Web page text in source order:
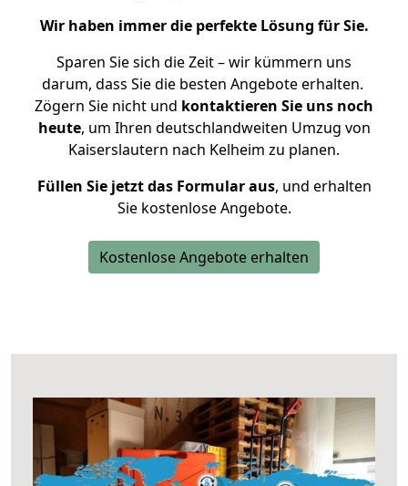
Wir haben immer die perfekte Lösung für Sie.
Sparen Sie sich die Zeit – wir kümmern uns
darum, dass Sie die besten Angebote erhalten.
Zögern Sie nicht und kontaktieren Sie uns noch
heute, um Ihren deutschlandweiten Umzug von
Kaiserslautern nach Kelheim zu planen.
Füllen Sie jetzt das Formular aus, und erhalten
Sie kostenlose Angebote.
Kostenlose Angebote erhalten